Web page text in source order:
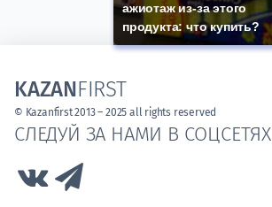
ажиотаж из-за этого
продукта: что купить?
СЛЕДУЙ ЗА НАМИ В СОЦСЕТЯХ
Link to Vk
KAZANFIRST
© Kazanfirst 2013 – 2025 all rights reserved